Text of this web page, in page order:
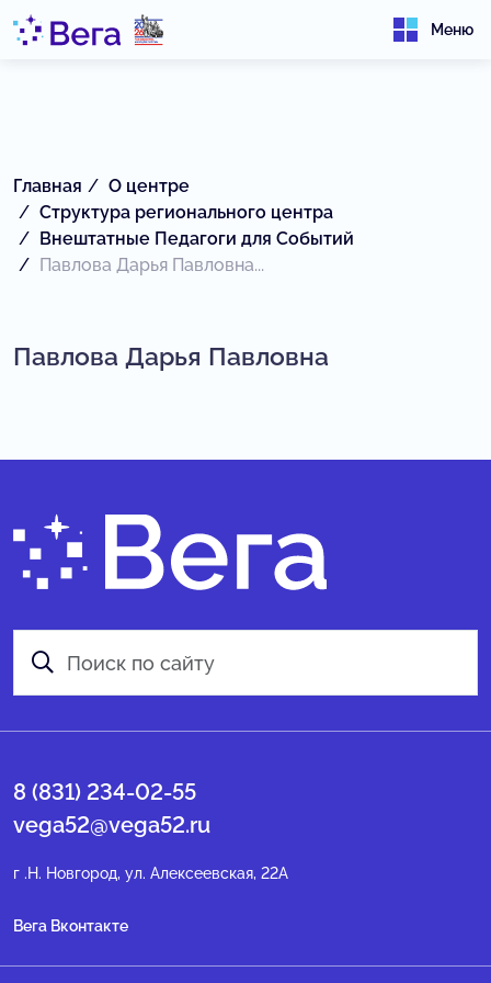
Меню
Главная
О центре
Структура регионального центра
Внештатные Педагоги для Событий
Павлова Дарья Павловна...
Павлова Дарья Павловна
8 (831) 234-02-55
vega52@vega52.ru
г .Н. Новгород, ул. Алексеевская, 22А
Вега Вконтакте